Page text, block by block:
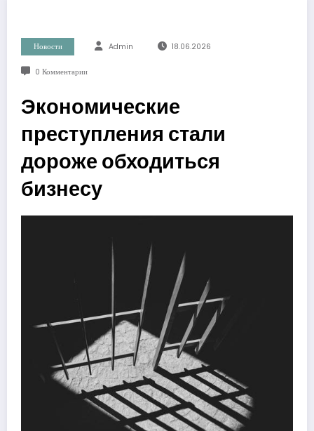
Новости Admin 18.06.2026
0 Комментарии
Экономические
преступления стали
дороже обходиться
бизнесу